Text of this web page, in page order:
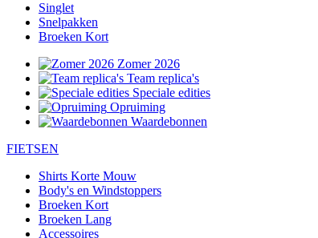
Singlet
Snelpakken
Broeken Kort
Zomer 2026
Team replica's
Speciale edities
Opruiming
Waardebonnen
FIETSEN
Shirts Korte Mouw
Body's en Windstoppers
Broeken Kort
Broeken Lang
Accessoires